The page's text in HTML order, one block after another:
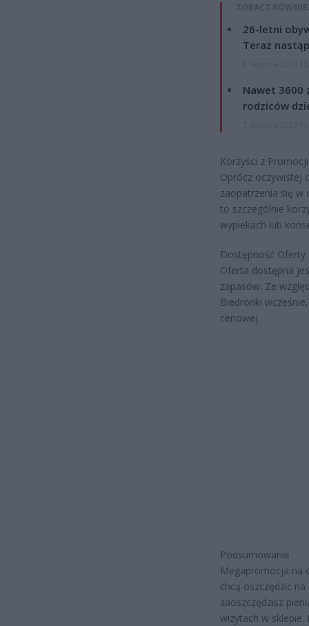
ZOBACZ
26-letni
Teraz
Nawet 3600
rodziców
Korzyści z Promocji
Oprócz oczywistej
zaopatrzenia się w
to szczególnie
wypiekach lub
Dostępność Oferty
Oferta dostępna
zapasów. Ze
Biedronki
cenowej.
Podsumowanie
Megapromocja na
chcą oszczędzić
zaoszczędzisz
wizytach w